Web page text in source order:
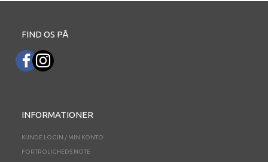
FIND OS PÅ
INFORMATIONER
KUNDE LOGIN / MIN KONTO
FORTROLIGHEDS NOTE